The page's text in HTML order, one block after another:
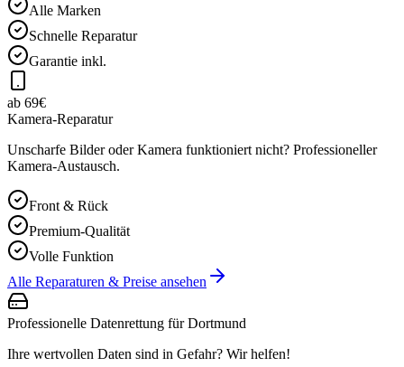
Alle Marken
Schnelle Reparatur
Garantie inkl.
ab 69€
Kamera-Reparatur
Unscharfe Bilder oder Kamera funktioniert nicht? Professioneller
Kamera-Austausch.
Front & Rück
Premium-Qualität
Volle Funktion
Alle Reparaturen & Preise ansehen
Professionelle Datenrettung fürDortmund
Ihre wertvollen Daten sind in Gefahr? Wir helfen!